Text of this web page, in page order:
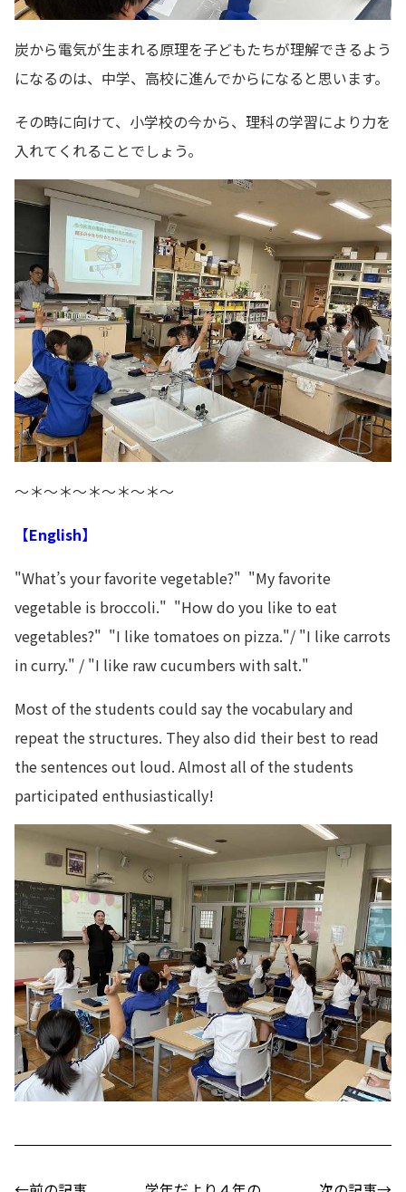
炭から電気が生まれる原理を子どもたちが理解できるよう
になるのは、中学、高校に進んでからになると思います。
その時に向けて、小学校の今から、理科の学習により力を
入れてくれることでしょう。
～＊～＊～＊～＊～＊～
【English】
"What’s your favorite vegetable?" "My favorite
vegetable is broccoli." "How do you like to eat
vegetables?" "I like tomatoes on pizza."/ "I like carrots
in curry." / "I like raw cucumbers with salt."
Most of the students could say the vocabulary and
repeat the structures. They also did their best to read
the sentences out loud. Almost all of the students
participated enthusiastically!